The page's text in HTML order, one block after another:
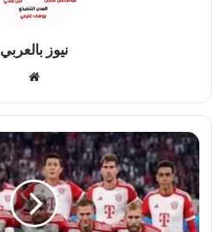
نيوز بالعربي
موعد
مباراة
بايرن
ميونخ
وهولشتاين
في